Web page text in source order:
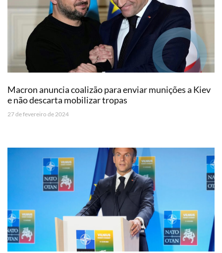
Macron anuncia coalizão para enviar munições a Kiev
e não descarta mobilizar tropas
27 de fevereiro de 2024